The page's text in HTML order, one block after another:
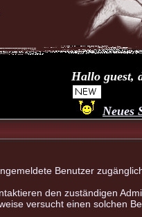
Hallo guest,
Neues
Benutzer
den zuständigen
versucht einen solchen